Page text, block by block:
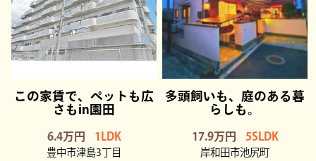
この家賃で、ペットも広
さもin園田
6.4万円 1LDK
豊中市津島3丁目
多頭飼いも、庭のある暮
らしも。
17.9万円 5SLDK
岸和田市池尻町